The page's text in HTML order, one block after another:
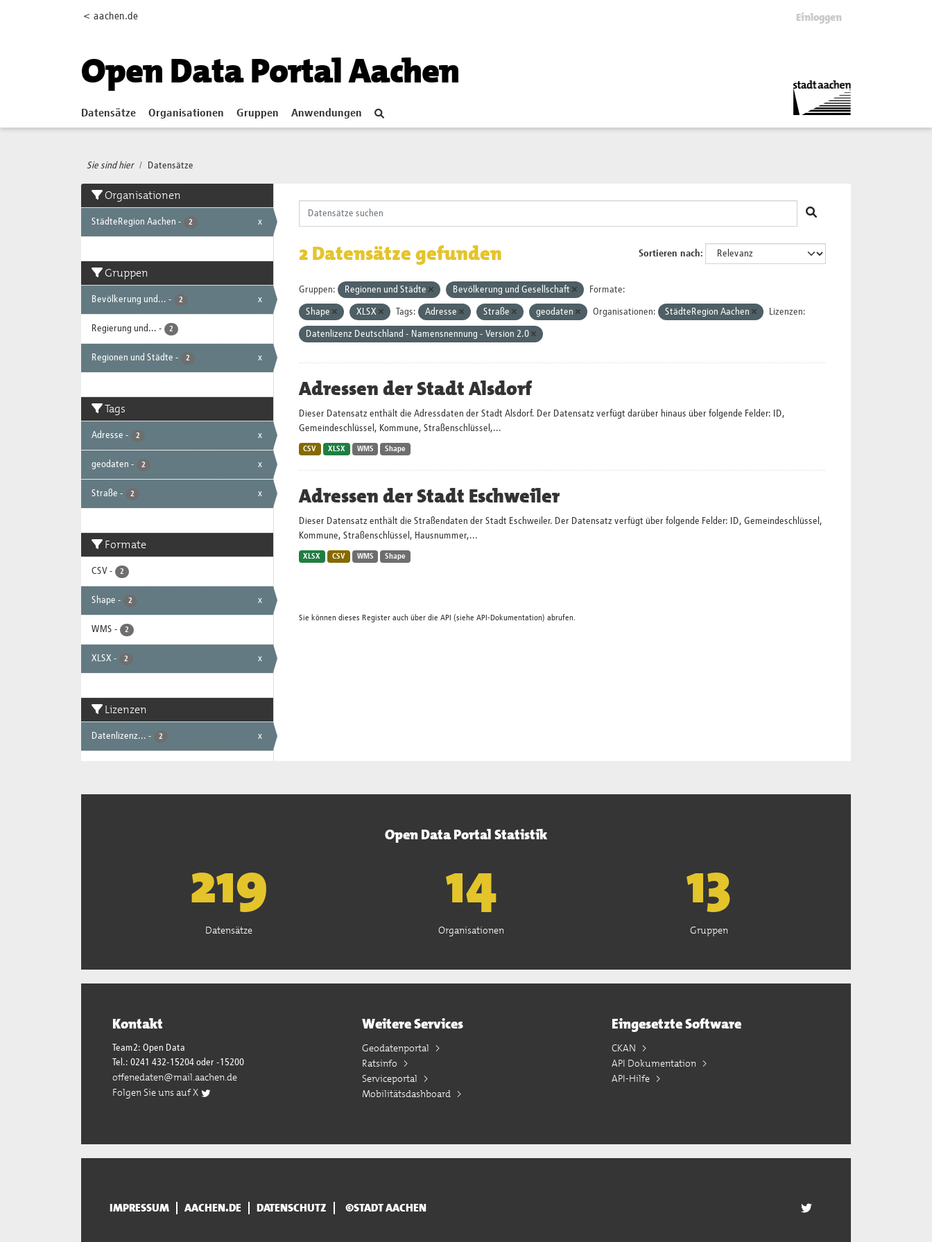
< aachen.de Einloggen
Open Data Portal Aachen
Datensätze Organisationen Gruppen Anwendungen
Sie sind hier Datensätze
Organisationen
StädteRegion Aachen - 2 x
Gruppen
Bevölkerung und... - 2 x
Regierung und... - 2
Regionen und Städte - 2 x
Tags
Adresse - 2 x
geodaten - 2 x
Straße - 2 x
Formate
CSV - 2
Shape - 2 x
WMS - 2
XLSX - 2 x
Lizenzen
Datenlizenz... - 2 x
Sortieren nach
2 Datensätze gefunden
Gruppen: Regionen und Städte Bevölkerung und Gesellschaft Formate:
Shape XLSX Tags: Adresse Straße geodaten Organisationen: StädteRegion Aachen Lizenzen:
Datenlizenz Deutschland - Namensnennung - Version 2.0
Adressen der Stadt Alsdorf
Dieser Datensatz enthält die Adressdaten der Stadt Alsdorf. Der Datensatz verfügt darüber hinaus über folgende Felder: ID,
Gemeindeschlüssel, Kommune, Straßenschlüssel,...
CSV XLSX WMS Shape
Adressen der Stadt Eschweiler
Dieser Datensatz enthält die Straßendaten der Stadt Eschweiler. Der Datensatz verfügt über folgende Felder: ID, Gemeindeschlüssel,
Kommune, Straßenschlüssel, Hausnummer,...
XLSX CSV WMS Shape
Sie können dieses Register auch über die API (siehe API-Dokumentation) abrufen.
Open Data Portal Statistik
221
Datensätze
15
Organisationen
13
Gruppen
Kontakt
Team2: Open Data
Tel.: 0241 432-15204 oder -15200
offenedaten@mail.aachen.de
Folgen Sie uns auf X
Weitere Services
Geodatenportal
Ratsinfo
Serviceportal
Mobilitätsdashboard
Eingesetzte Software
CKAN
API Dokumentation
API-Hilfe
IMPRESSUM AACHEN.DE DATENSCHUTZ ©STADT AACHEN